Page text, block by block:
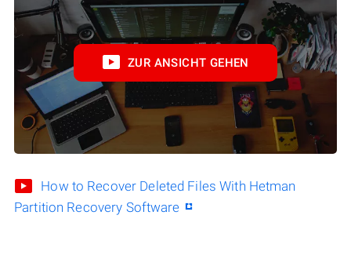
ZUR ANSICHT GEHEN
How to Recover Deleted Files With Hetman
Partition Recovery Software